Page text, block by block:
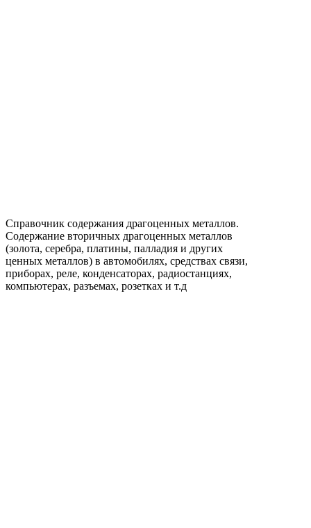
Справочник содержания драгоценных металлов.
Содержание вторичных драгоценных металлов
(золота, серебра, платины, палладия и других
ценных металлов) в автомобилях, средствах связи,
приборах, реле, конденсаторах, радиостанциях,
компьютерах, разъемах, розетках и т.д